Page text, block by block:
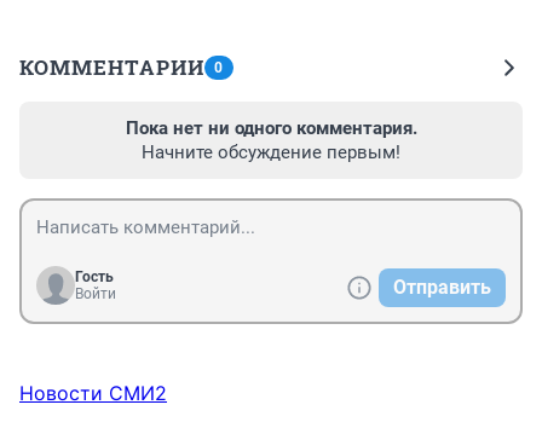
КОММЕНТАРИИ 0
Пока нет ни одного комментария.
Начните обсуждение первым!
Гость
Войти
Отправить
Новости СМИ2